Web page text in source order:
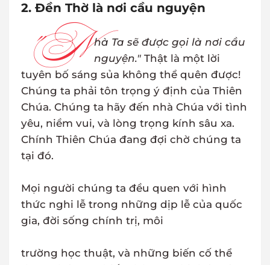
2. Đền Thờ là nơi cầu nguyện
"N hà Ta sẽ được gọi là nơi cầu
nguyện." Thật là một lời
tuyên bố sáng sủa không thể quên được!
Chúng ta phải tôn trọng ý định của Thiên
Chúa. Chúng ta hãy đến nhà Chúa với tình
yêu, niềm vui, và lòng trọng kính sâu xa.
Chính Thiên Chúa đang đợi chờ chúng ta
tại đó.
Mọi người chúng ta đều quen với hình
thức nghi lễ trong những dịp lễ của quốc
gia, đời sống chính trị, môi
trường học thuật, và những biến cố thể